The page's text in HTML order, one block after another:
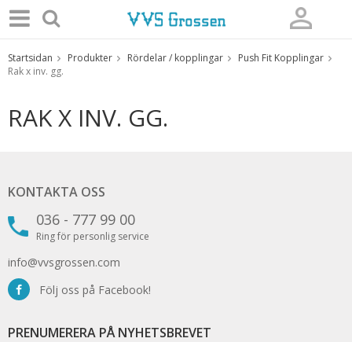
Startsidan Produkter Rördelar / kopplingar
Push Fit Kopplingar
Rak x inv. gg.
RAK X INV. GG.
KONTAKTA OSS
036 - 777 99 00
Ring för personlig service
info@vvsgrossen.com
Följ oss på Facebook!
PRENUMERERA PÅ NYHETSBREVET